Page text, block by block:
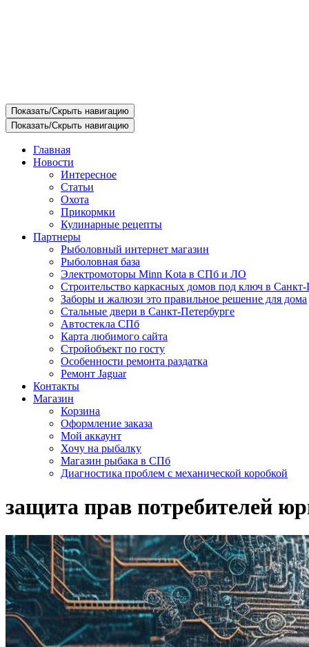
Показать/Скрыть навигацию
Показать/Скрыть навигацию
Главная
Новости
Интересное
Статьи
Охота
Прикормки
Кулинарные рецепты
Партнеры
Рыболовный интернет магазин
Рыболовная база
Электромоторы Minn Kota в СПб и ЛО
Строительство каркасных домов под ключ в Санкт-
Заборы и жалюзи это правильное решение для дома
Стальные двери в Санкт-Петербурге
Автостекла СПб
Карта любимого сайта
Стройобъект по госту
Особенности ремонта раздатка
Ремонт Jaguar
Контакты
Магазин
Корзина
Оформление заказа
Мой аккаунт
Хочу на рыбалку
Магазин рыбака в СПб
Диагностика проблем с механической коробкой
защита прав потребителей